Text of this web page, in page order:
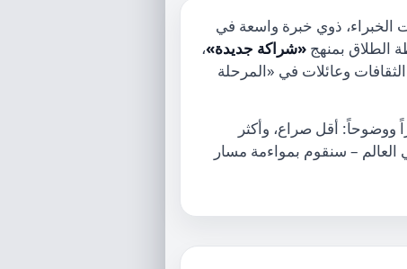
الخبراء، ذوي خبرة واسعة في
الطلاق بمنهج «شراكة جديدة»،
وعائلات في «المرحلة
ووضوحاً: أقل صراع، وأكثر
– سنقوم بمواءمة مسار